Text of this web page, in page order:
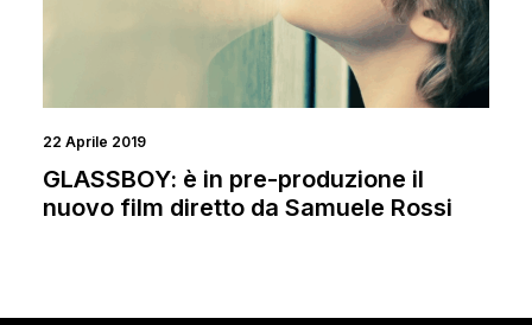
22 Aprile 2019
GLASSBOY: è in pre-produzione il
nuovo film diretto da Samuele Rossi